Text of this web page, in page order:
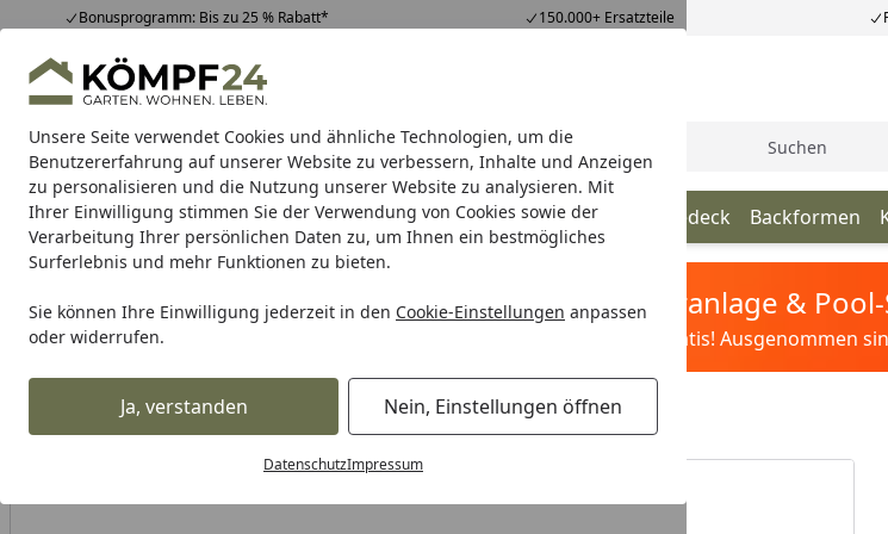
Unsere Seite verwendet Cookies und ähnliche Technologien, um die
Benutzererfahrung auf unserer Website zu verbessern, Inhalte und Anzeigen
zu personalisieren und die Nutzung unserer Website zu analysieren. Mit
Ihrer Einwilligung stimmen Sie der Verwendung von Cookies sowie der
Verarbeitung Ihrer persönlichen Daten zu, um Ihnen ein bestmögliches
Surferlebnis und mehr Funktionen zu bieten.
Sie können Ihre Einwilligung jederzeit in den Cookie-Einstellungen anpassen
oder widerrufen.
Ja, verstanden Nein, Einstellungen öffnen
DatenschutzImpressum
Bonusprogramm: Bis zu 25 % Rabatt* 150.000+ Ersatzteile
Hotline07051 / 9 22 22
Mo-Fr. 8-16 Uhr 25.988 Bewertungen
Alle Produkte
Alle ProdukteHighlights Tipps & Tricks Suche
WMF Töpfe Pfannen Bestecke Messer Küchenhelfer Tischgedeck Backformen
Karibu Pools inkl. gratis Sandfilteranlage &
Dein Traumpool im Sorglos-Paket: Filter&Pflege gratis! Ausgenommen
WMF Bestecke WMF Kuchengabel Virginia Cromargan protect®